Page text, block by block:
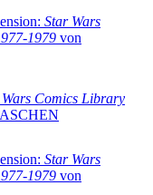
Star Wars
1979 von
Comics Library
Star Wars
1979 von